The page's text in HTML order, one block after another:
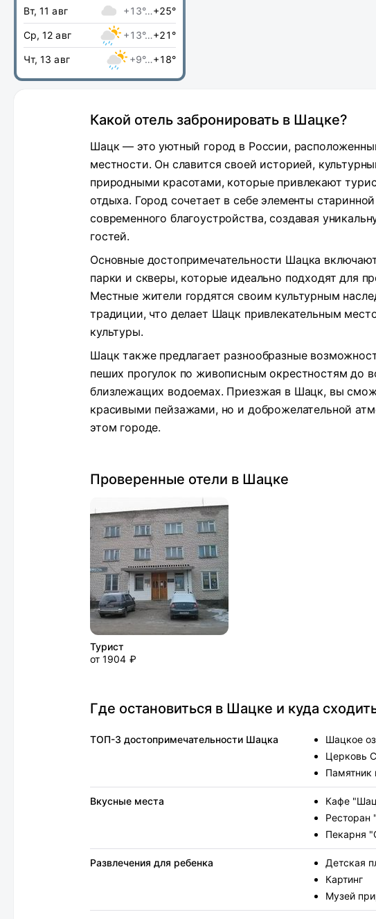
Вт, 11 авг +13°…+25°
Ср, 12 авг +13°…+21°
Чт, 13 авг +9°…+18°
Какой отель забронировать в Шацке?
Шацк — это уютный город в России,
местности. Он славится своей историей,
природными красотами, которые привлекают
отдыха. Город сочетает в себе элементы
современного благоустройства, создавая
гостей.
Основные достопримечательности Шацка
парки и скверы, которые идеально подходят для
Местные жители гордятся своим культурным
традиции, что делает Шацк привлекательным
культуры.
Шацк также предлагает разнообразные
пеших прогулок по живописным окрестностям до
близлежащих водоемах. Приезжая в Шацк, вы
красивыми пейзажами, но и доброжелательной
этом городе.
Проверенные отели в Шацке
Турист
от 1904 ₽
Где остановиться в Шацке и куда
ТОП-3 достопримечательности Шацка
Шацкое
Церковь
Памятник
Вкусные места
Кафе
Ресторан
Пекарня
Развлечения для ребенка
Детская
Картинг
Музей